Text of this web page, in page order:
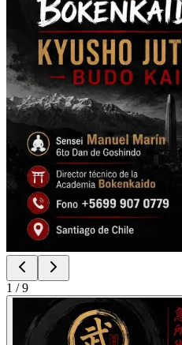
1 /9